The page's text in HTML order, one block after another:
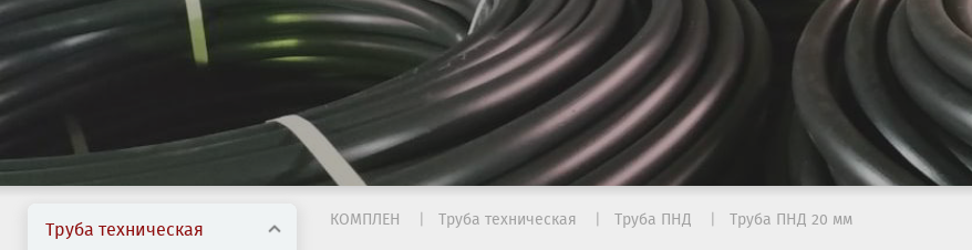
Труба техническая
КОМПЛЕН Труба техническая Труба ПНД Труба ПНД 20 мм